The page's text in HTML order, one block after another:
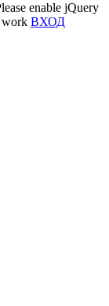
enable jQuery
work ВХОД